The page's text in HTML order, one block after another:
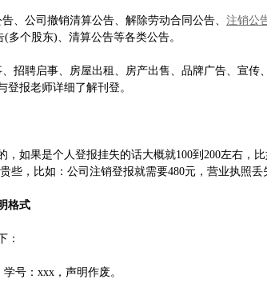
、公司撤销清算公告、解除劳动合同公告、 注销公
(多个股东)、清算公告等各类公告。
招聘启事、房屋出租、房产出售、品牌广告、宣传
登报老师详细了解刊登。
，如果是个人登报挂失的话大概就100到200左右，
些，比如：公司注销登报就需要480元，营业执照丢
格式
：
号：xxx，声明作废。